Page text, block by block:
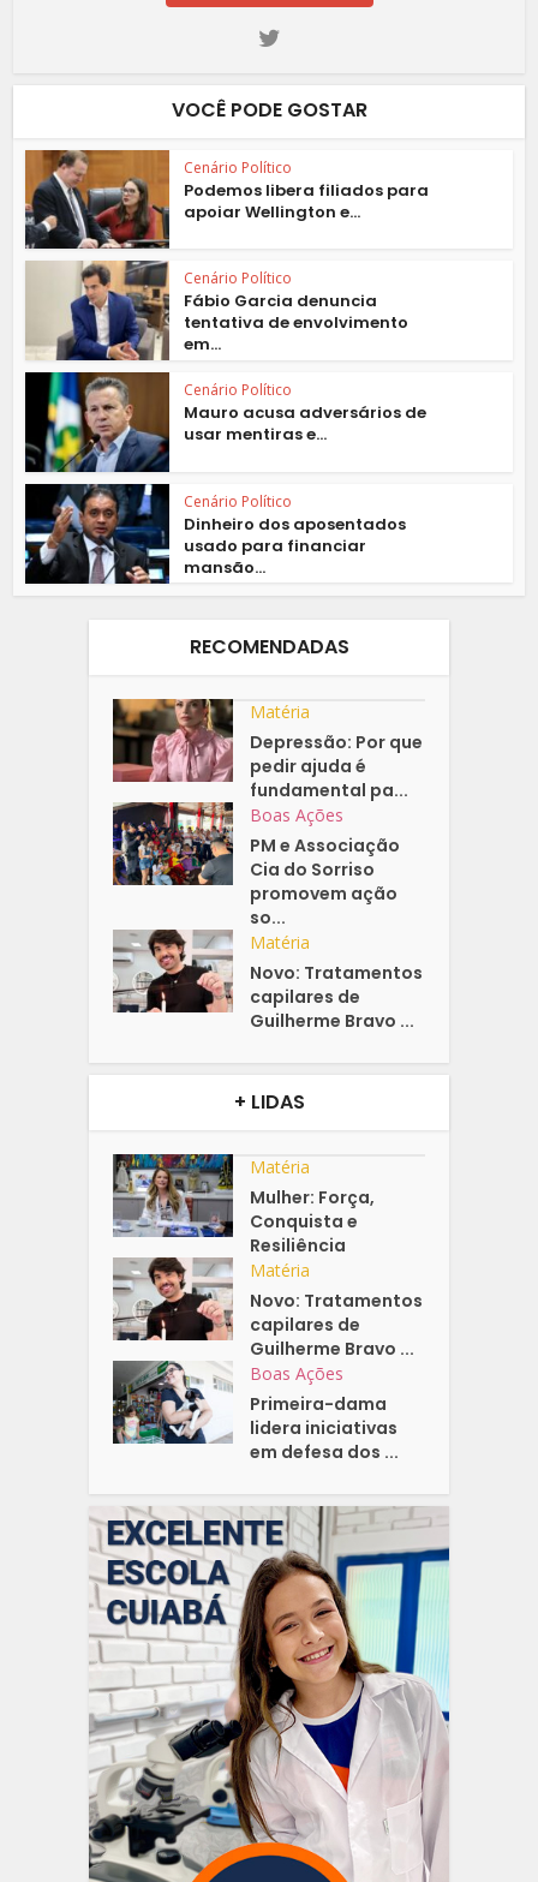
VOCÊ PODE GOSTAR
Cenário Político
Podemos libera filiados para
apoiar Wellington e...
Cenário Político
Fábio Garcia denuncia
tentativa de envolvimento
em...
Cenário Político
Mauro acusa adversários de
usar mentiras e...
Cenário Político
Dinheiro dos aposentados
usado para financiar
mansão...
RECOMENDADAS
Matéria
Depressão: Por que
pedir ajuda é
fundamental pa...
Boas Ações
PM e Associação
Cia do Sorriso
promovem ação
so...
Matéria
Novo: Tratamentos
capilares de
Guilherme Bravo ...
+ LIDAS
Matéria
Mulher: Força,
Conquista e
Resiliência
Matéria
Novo: Tratamentos
capilares de
Guilherme Bravo ...
Boas Ações
Primeira-dama
lidera iniciativas
em defesa dos ...